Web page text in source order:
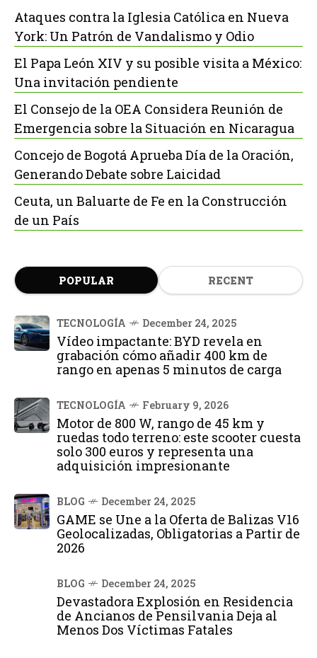
Ataques contra la Iglesia Católica en Nueva
York: Un Patrón de Vandalismo y Odio
El Papa León XIV y su posible visita a México:
Una invitación pendiente
El Consejo de la OEA Considera Reunión de
Emergencia sobre la Situación en Nicaragua
Concejo de Bogotá Aprueba Día de la Oración,
Generando Debate sobre Laicidad
Ceuta, un Baluarte de Fe en la Construcción
de un País
POPULAR RECENT
TECNOLOGÍA December 24, 2025
Vídeo impactante: BYD revela en
grabación cómo añadir 400 km de
rango en apenas 5 minutos de carga
TECNOLOGÍA February 9, 2026
Motor de 800 W, rango de 45 km y
ruedas todo terreno: este scooter cuesta
solo 300 euros y representa una
adquisición impresionante
BLOG December 24, 2025
GAME se Une a la Oferta de Balizas V16
Geolocalizadas, Obligatorias a Partir de
2026
BLOG December 24, 2025
Devastadora Explosión en Residencia
de Ancianos de Pensilvania Deja al
Menos Dos Víctimas Fatales